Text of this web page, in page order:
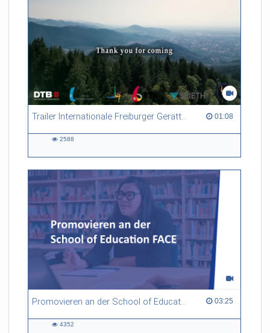
Trailer Internationale Freiburger Gerätturntage 01:08
01:08 duration
2588
Promovieren an der School of Education Freiburg FACE 03:25
03:25 duration
4352